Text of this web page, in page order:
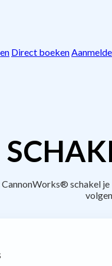
Direct boeken
schakel je